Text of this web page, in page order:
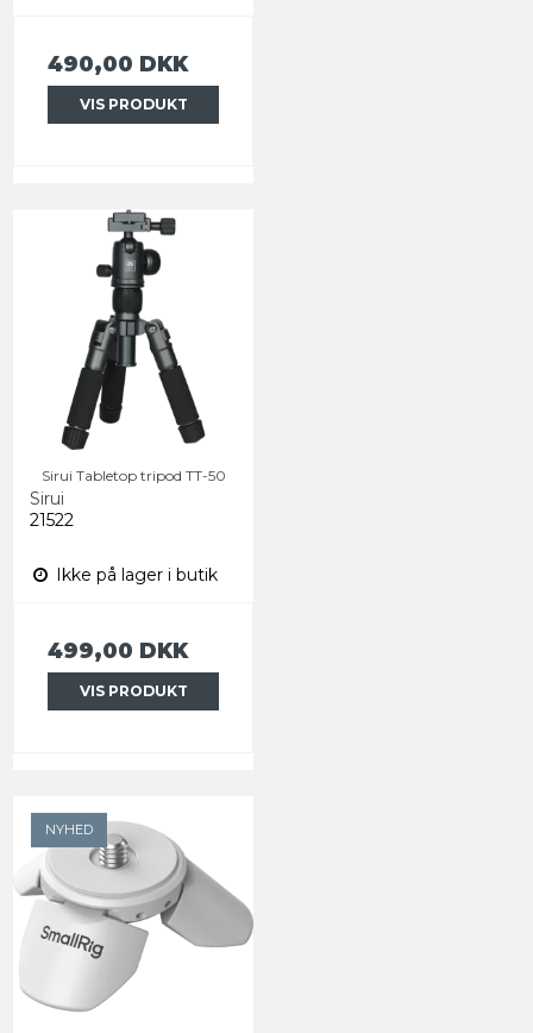
490,00 DKK
VIS PRODUKT
Sirui Tabletop tripod TT-50
Sirui
21522
Ikke på lager i butik
499,00 DKK
VIS PRODUKT
NYHED